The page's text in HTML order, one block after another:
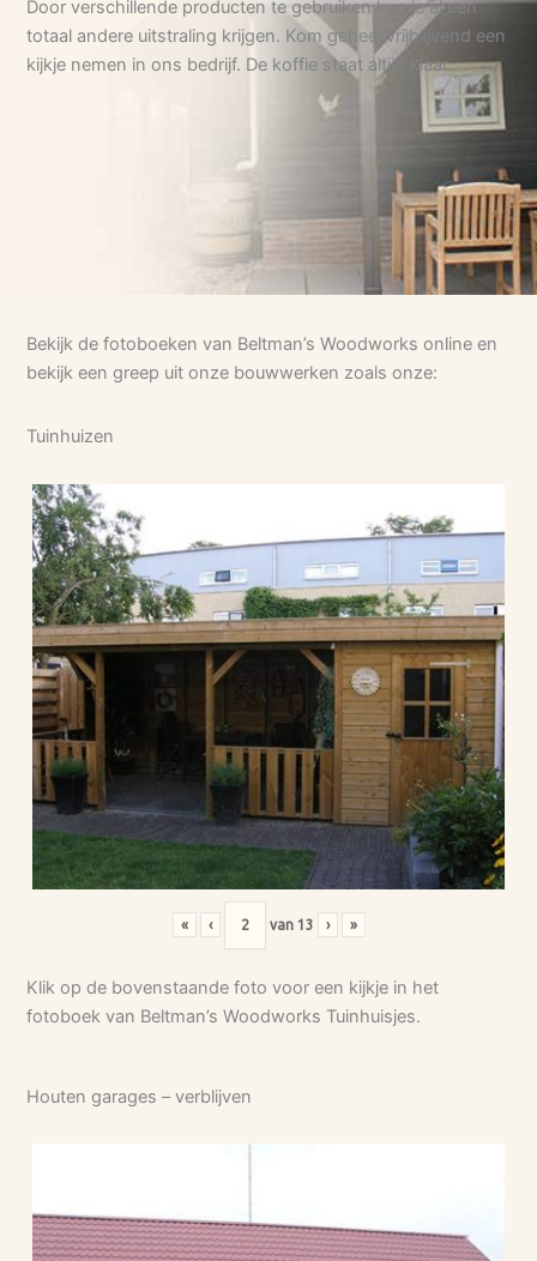
Door verschillende producten te gebruiken kun je al een
totaal andere uitstraling krijgen. Kom geheel vrijblijvend een
kijkje nemen in ons bedrijf. De koffie staat altijd klaar.
Bekijk de fotoboeken van Beltman’s Woodworks online en
bekijk een greep uit onze bouwwerken zoals onze:
Tuinhuizen
« ‹ van 13 › »
Klik op de bovenstaande foto voor een kijkje in het
fotoboek van Beltman’s Woodworks Tuinhuisjes.
Houten garages – verblijven